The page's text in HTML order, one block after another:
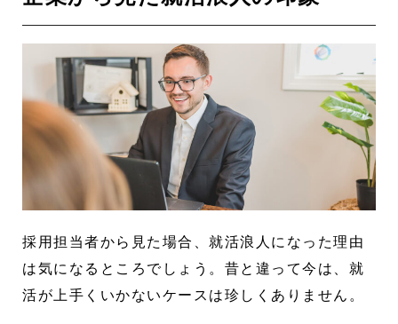
採用担当者から見た場合、就活浪人になった理由
は気になるところでしょう。昔と違って今は、就
活が上手くいかないケースは珍しくありません。